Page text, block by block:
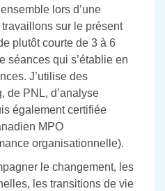
lors d’une
sur le présent
plutôt courte de 3 à 6
séances qui s’établie en
J’utilise des
de PNL, d’analyse
également certifiée
MPO
organisationnelle).
le changement, les
les transitions de vie